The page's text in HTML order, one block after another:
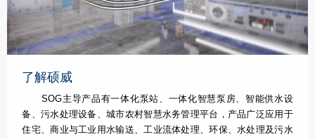
了解硕威
SOG主导产品有一体化泵站、一体化智慧泵房、智能供水设
备、污水处理设备、城市农村智慧水务管理平台，产品广泛应用于
住宅、商业与工业用水输送、工业流体处理、环保、水处理及污水